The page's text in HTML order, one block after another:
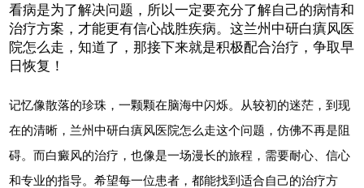
看病是为了解决问题，所以一定要充分了解自己的病情和
治疗方案，才能更有信心战胜疾病。这兰州中研白瘨风医
院怎么走，知道了，那接下来就是积极配合治疗，争取早
日恢复！
记忆像散落的珍珠，一颗颗在脑海中闪烁。从较初的迷茫，到现
在的清晰，兰州中研白瘨风医院怎么走这个问题，仿佛不再是阻
碍。而白癜风的治疗，也像是一场漫长的旅程，需要耐心、信心
和专业的指导。希望每一位患者，都能找到适合自己的治疗方